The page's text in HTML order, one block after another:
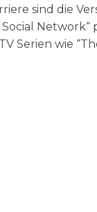
sind die
Serien wie